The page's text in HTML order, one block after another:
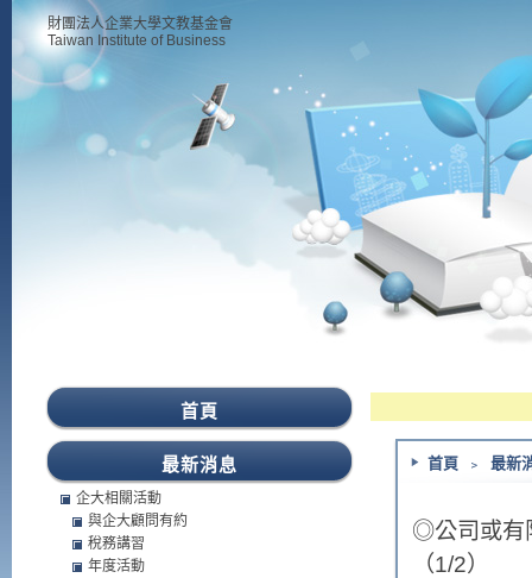
財團法人企業大學文教基金會
Taiwan Institute of Business
首頁 ﹥ 最新
◎公司或有
（1/2）
首頁
最新消息
企大相關活動
與企大顧問有約
稅務講習
年度活動